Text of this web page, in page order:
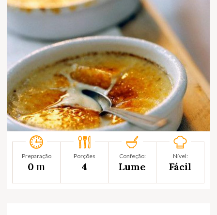
Preparação
0 m
Porções
4
Confeção:
Lume
Nível:
Fácil